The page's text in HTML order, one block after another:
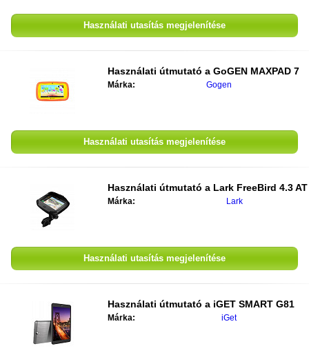
Használati utasítás megjelenítése
Használati útmutató a GoGEN MAXPAD 7
Márka: Gogen
Használati utasítás megjelenítése
Használati útmutató a Lark FreeBird 4.3 AT
Márka: Lark
Használati utasítás megjelenítése
Használati útmutató a iGET SMART G81
Márka: iGet